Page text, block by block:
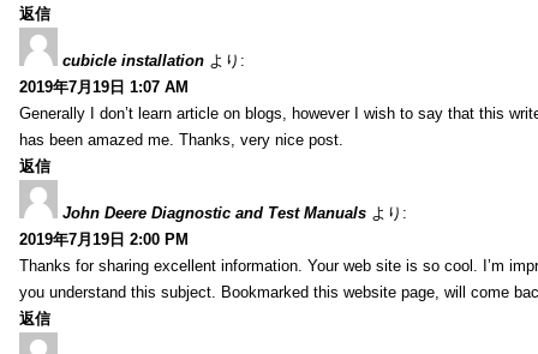
返信
cubicle installation より:
2019年7月19日 1:07 AM
Generally I don’t learn article on blogs, however I wish to say that this
has been amazed me. Thanks, very nice post.
返信
John Deere Diagnostic and Test Manuals より:
2019年7月19日 2:00 PM
Thanks for sharing excellent information. Your web site is so cool. I’m
you understand this subject. Bookmarked this website page, will come
返信